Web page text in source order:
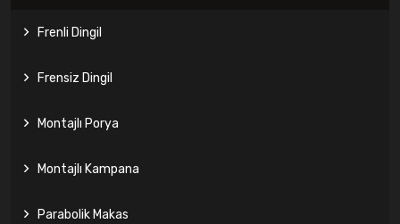
Frenli Dingil
Frensiz Dingil
Montajlı Porya
Montajlı Kampana
Parabolik Makas